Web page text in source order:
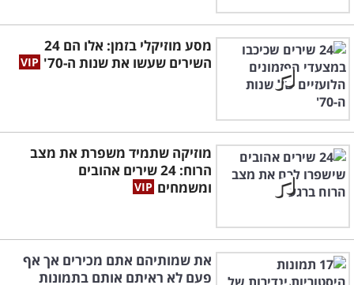
מסע מוזיקלי בזמן: אלו הם 24
השירים שעשו את שנות ה-70'
מוזיקה שתמיד משפרת את מצב
הרוח: 24 שירים אהובים
ומשמחים
את שמותיהם אתם מכירים אך אף
פעם לא ראיתם אותם בתמונות